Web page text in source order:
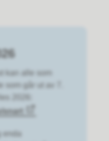
kan alle som
som går ut av 7.
2026:
snart
enda